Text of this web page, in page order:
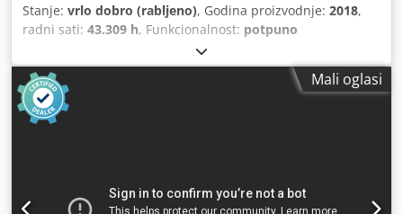
Stanje: vrlo dobro (rabljeno), Godina proizvodnje: 2018,
radni sati: 43.309 h, Funkcionalnost: potpuno
, Vijčani kompresor Atlas Copco GA75VSD+FF
Pretvarač i sušilica integrirani 75 kW 12,75 bara 15,50
m3/min Csdpfxezp Urws Ahfjrf Godina proizvodnje: 2018
Radni sati: 43.309
Mali oglasi